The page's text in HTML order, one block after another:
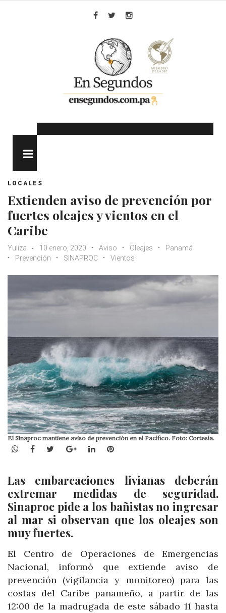
LOCALES
Extienden aviso de prevención por
fuertes oleajes y vientos en el
Caribe
Yuliza 10 enero, 2020 Aviso Oleajes
Panamá
Prevención
SINAPROC Vientos
El Sinaproc mantiene aviso de prevención en el Pacífico. Foto: Cortesía.
WhatsApp
Facebook
TwitterGoogle+LinkedInPinterest
Las embarcaciones livianas deberán
extremar medidas de seguridad.
Sinaproc pide a los bañistas no ingresar
al mar si observan que los oleajes son
muy fuertes.
El Centro de Operaciones de Emergencias
Nacional, informó que extiende aviso de
prevención (vigilancia y monitoreo) para las
costas del Caribe panameño, a partir de las
12:00 de la madrugada de este sábado 11 hasta